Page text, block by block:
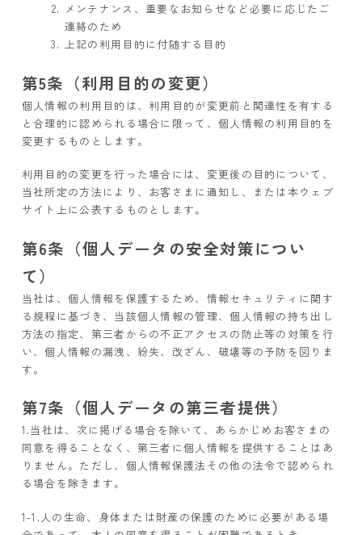
メンテナンス、重要なお知らせなど必要に応じたご
連絡のため
上記の利用目的に付随する目的
第5条（利用目的の変更）
個人情報の利用目的は、利用目的が変更前と関連性を有する
と合理的に認められる場合に限って、個人情報の利用目的を
変更するものとします。
利用目的の変更を行った場合には、変更後の目的について、
当社所定の方法により、お客さまに通知し、または本ウェブ
サイト上に公表するものとします。
第6条（個人データの安全対策につい
て）
当社は、個人情報を保護するため、情報セキュリティに関す
る規程に基づき、当該個人情報の管理、個人情報の持ち出し
方法の指定、第三者からの不正アクセスの防止等の対策を行
い、個人情報の漏洩、紛失、改ざん、破壊等の予防を図りま
す。
第7条（個人データの第三者提供）
1.当社は、次に掲げる場合を除いて、あらかじめお客さまの
同意を得ることなく、第三者に個人情報を提供することはあ
りません。ただし、個人情報保護法その他の法令で認められ
る場合を除きます。
1-1.人の生命、身体または財産の保護のために必要がある場